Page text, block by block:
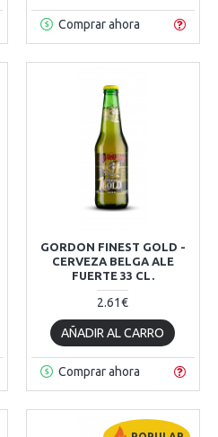
Comprar ahora
GORDON FINEST GOLD -
CERVEZA BELGA ALE
FUERTE 33 CL.
2.61€
AÑADIR AL CARRO
Comprar ahora